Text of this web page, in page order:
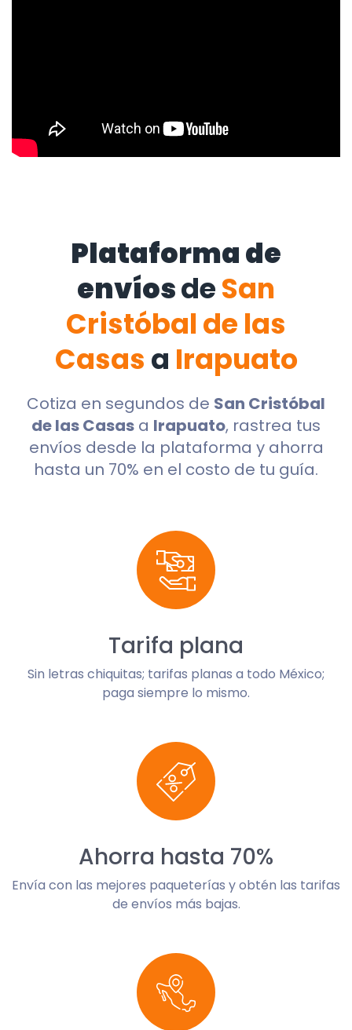
Plataforma de
envíosdeSan
Cristóbal de las
Casas a Irapuato
Cotiza en segundos de San Cristóbal
de las Casas a Irapuato, rastrea tus
envíos desde la plataforma y ahorra
hasta un 70% en el costo de tu guía.
Tarifa plana
Sin letras chiquitas; tarifas planas a todo México;
paga siempre lo mismo.
Ahorra hasta 70%
Envía con las mejores paqueterías y obtén las tarifas
de envíos más bajas.